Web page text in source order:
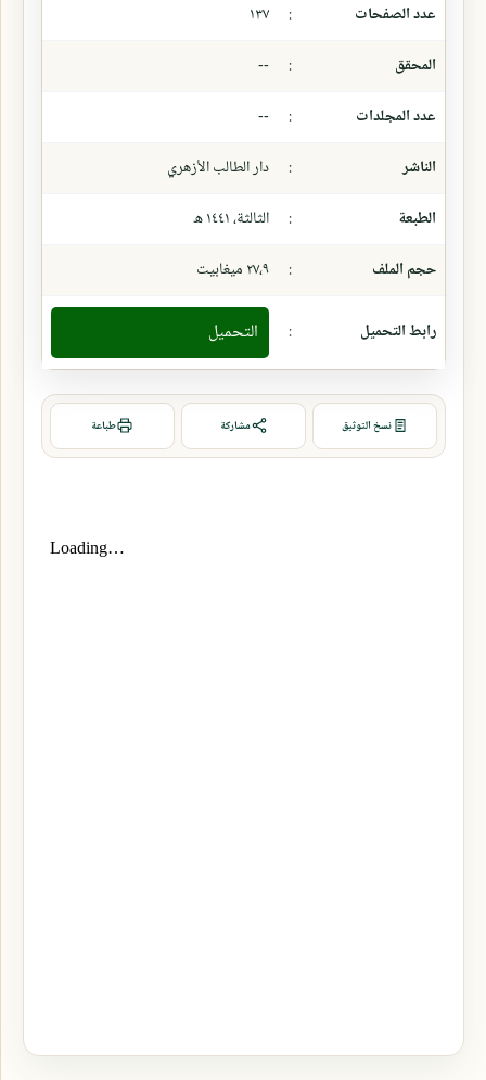
عدد الصفحات
:
١٣٧
المحقق
:
--
عدد المجلدات
:
--
الناشر
:
دار الطالب الأزهري
الطبعة
:
الثالثة، ١٤٤١ ھ
حجم الملف
: ٢٧،٩ ميغابيت
رابط التحميل : التحميل
نسخ التوثيق مشاركة طباعة